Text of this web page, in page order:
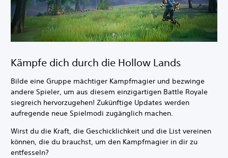
Kämpfe dich durch die Hollow Lands
Bilde eine Gruppe mächtiger Kampfmagier und bezwinge
andere Spieler, um aus diesem einzigartigen Battle Royale
siegreich hervorzugehen! Zukünftige Updates werden
aufregende neue Spielmodi zugänglich machen.
Wirst du die Kraft, die Geschicklichkeit und die List vereinen
können, die du brauchst, um den Kampfmagier in dir zu
entfesseln?